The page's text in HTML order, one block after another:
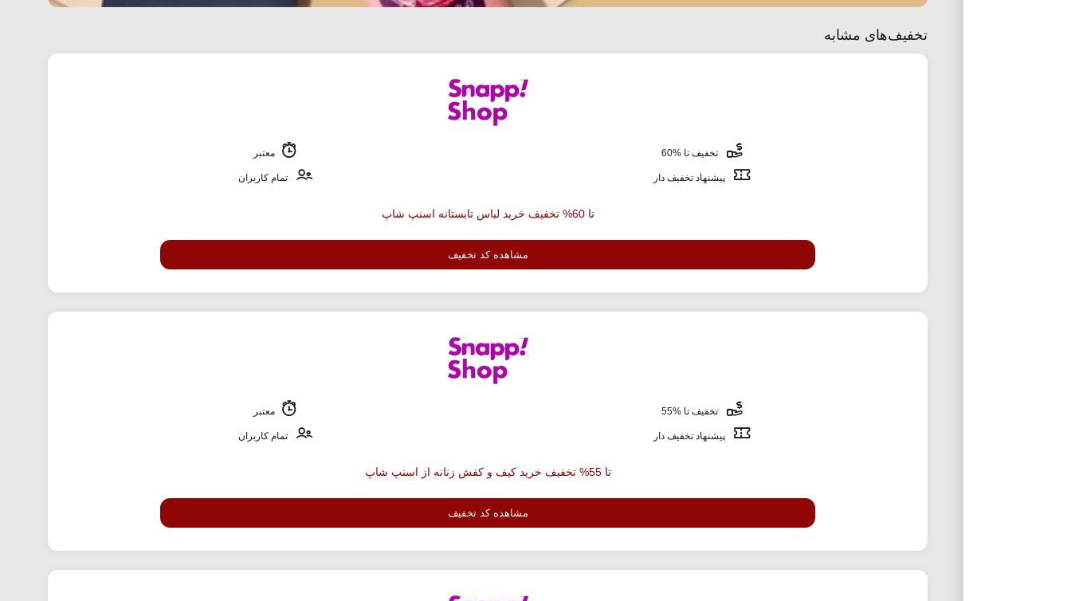
تخفیف‌های مشابه
تخفیف تا %60 معتبر
پیشنهاد تخفیف دار تمام کاربران
تا 60% تخفیف خرید لباس تابستانه اسنپ شاپ
مشاهده کد تخفیف
تخفیف تا %55 معتبر
پیشنهاد تخفیف دار تمام کاربران
تا 55% تخفیف خرید کیف و کفش زنانه از اسنپ شاپ
مشاهده کد تخفیف